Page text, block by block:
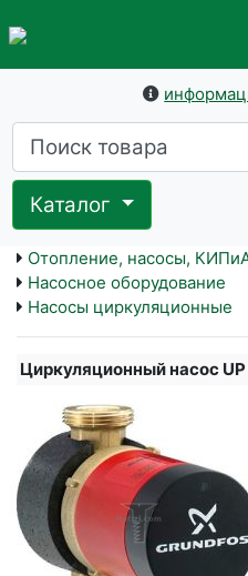
Каталог
Отопление, насосы,
Насосное оборудование
Насосы циркуляционные
Циркуляционный насос